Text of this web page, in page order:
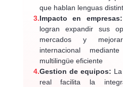
que hablan lenguas
3.Impacto en empresas:
logran expandir sus
mercados y
internacional
multilingüe eficiente
4.Gestion de equipos:
real facilita la